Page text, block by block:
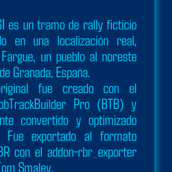
es un tramo de rally ficticio
en una localización real,
un pueblo al noreste
Granada, España.
fue creado con el
Pro (BTB) y
convertido y optimizado
Fue exportado al formato
con el addon-rbr_exporter
Smaley.